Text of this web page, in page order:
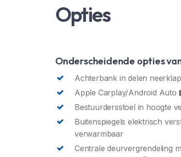
Opties
Onderscheidende opties
Achterbank in delen
Apple Carplay/Android Auto
Bestuurdersstoel in hoogte
Buitenspiegels elektrisch
verwarmbaar
Centrale deurvergrendeling